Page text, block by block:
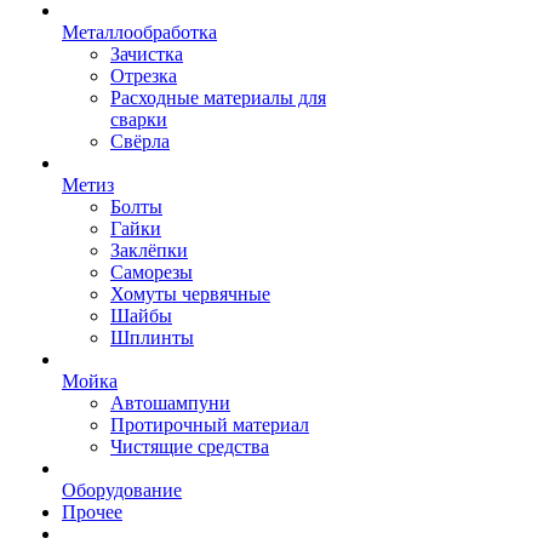
Металлообработка
Зачистка
Отрезка
Расходные материалы для
сварки
Свёрла
Метиз
Болты
Гайки
Заклёпки
Саморезы
Хомуты червячные
Шайбы
Шплинты
Мойка
Автошампуни
Протирочный материал
Чистящие средства
Оборудование
Прочее